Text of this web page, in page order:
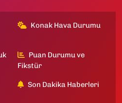
Konak Hava Durumu
Puan Durumu ve
Fikstür
Son Dakika Haberleri